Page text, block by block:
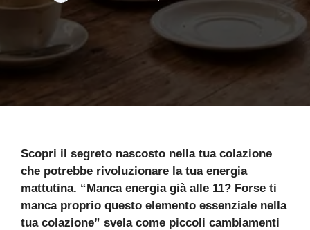
Scopri il segreto nascosto nella tua colazione
che potrebbe rivoluzionare la tua energia
mattutina. “Manca energia già alle 11? Forse ti
manca proprio questo elemento essenziale nella
tua colazione” svela come piccoli cambiamenti